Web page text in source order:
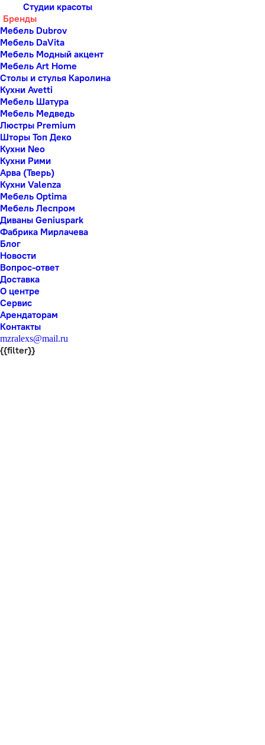
Студии красоты
Бренды
Мебель Dubrov
Мебель DaVita
Мебель Модный акцент
Мебель Art Home
Столы и стулья Каролина
Кухни Avetti
Мебель Шатура
Мебель Медведь
Люстры Premium
Шторы Топ Деко
Кухни Neo
Кухни Рими
Арва (Тверь)
Кухни Valenza
Мебель Optima
Мебель Леспром
Диваны Geniuspark
Фабрика Мирлачева
Блог
Новости
Вопрос-ответ
Доставка
О центре
Сервис
Арендаторам
Контакты
mzralexs@mail.ru
{{filter}}